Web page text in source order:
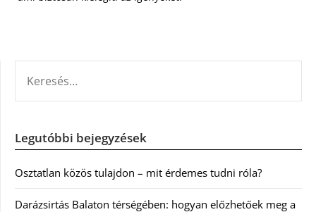
Legutóbbi bejegyzések
Osztatlan közös tulajdon – mit érdemes tudni róla?
Darázsirtás Balaton térségében: hogyan előzhetőek meg a